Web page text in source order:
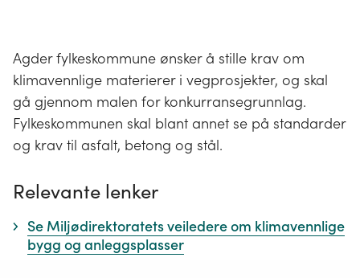
Agder fylkeskommune ønsker å stille krav om
klimavennlige materierer i vegprosjekter, og skal
gå gjennom malen for konkurransegrunnlag.
Fylkeskommunen skal blant annet se på standarder
og krav til asfalt, betong og stål.
Relevante lenker
Se Miljødirektoratets veiledere om klimavennlige
bygg og anleggsplasser